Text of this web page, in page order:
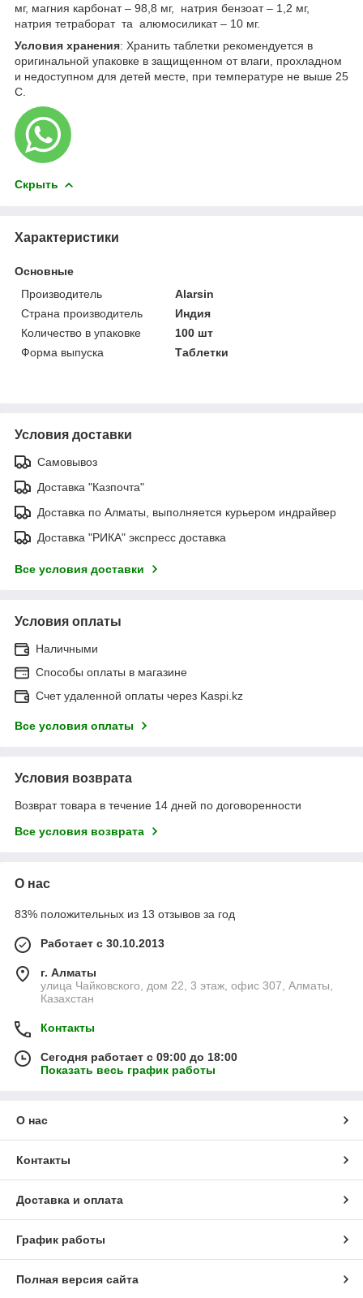
мг, магния карбонат – 98,8 мг, натрия бензоат – 1,2 мг,
натрия тетраборат та алюмосиликат – 10 мг.
Условия хранения: Хранить таблетки рекомендуется в
оригинальной упаковке в защищенном от влаги, прохладном
и недоступном для детей месте, при температуре не выше 25
С.
Скрыть
Характеристики
Основные
Производитель
Alarsin
Страна производитель
Индия
Количество в упаковке
100 шт
Форма выпуска
Таблетки
Условия доставки
Самовывоз
Доставка "Казпочта"
Доставка по Алматы, выполняется курьером индрайвер
Доставка "РИКА" экспресс доставка
Все условия доставки
Условия оплаты
Наличными
Способы оплаты в магазине
Счет удаленной оплаты через Kaspi.kz
Все условия оплаты
Условия возврата
Возврат товара в течение 14 дней по договоренности
Все условия возврата
О нас
83% положительных из 13 отзывов за год
Работает с 30.10.2013
г. Алматы
улица Чайковского, дом 22, 3 этаж, офис 307, Алматы,
Казахстан
Контакты
Сегодня работает с 09:00 до 18:00
Показать весь график работы
О нас
Контакты
Доставка и оплата
График работы
Полная версия сайта